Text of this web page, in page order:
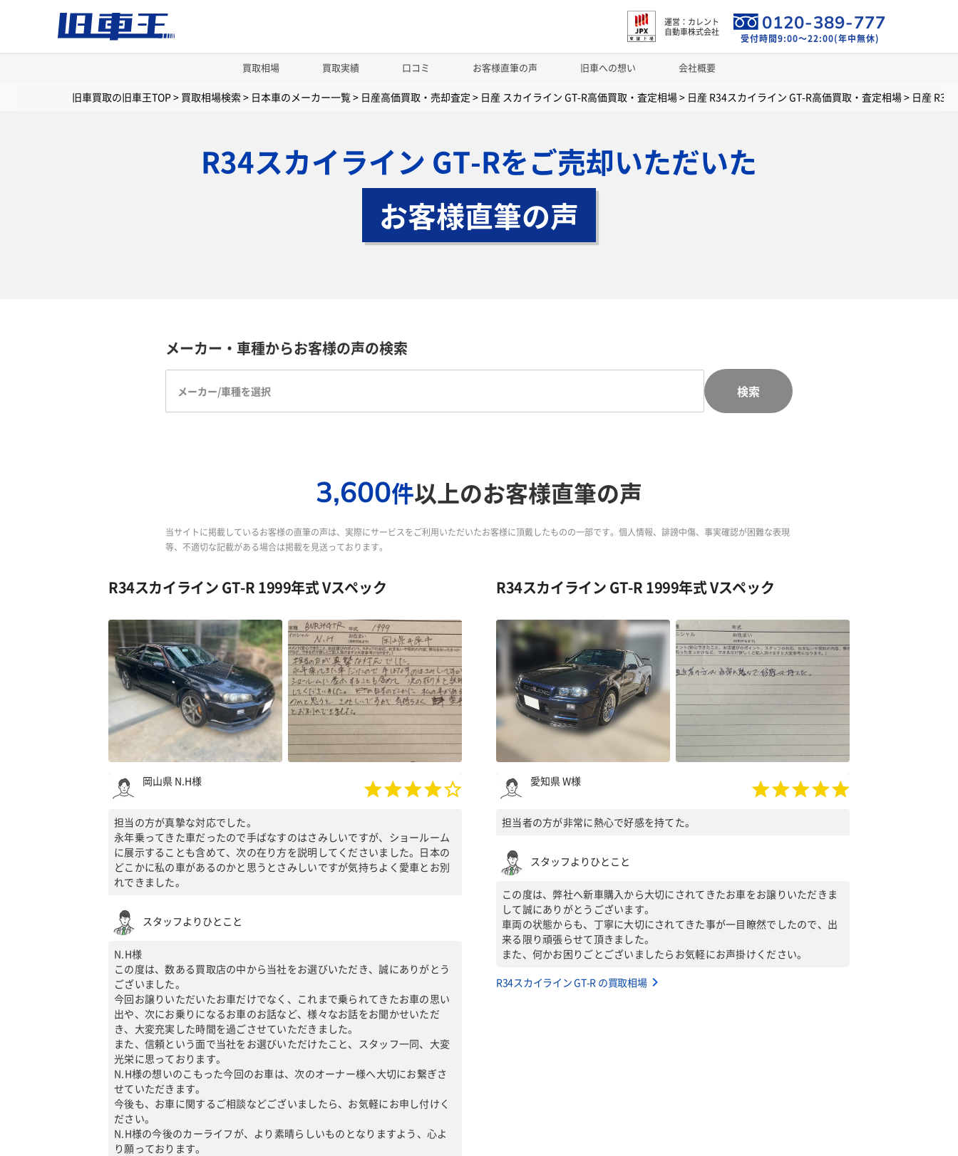
運営：カレント
自動車株式会社
0120-389-777
受付時間9:00～22:00(年中無休)
買取相場 買取実績 口コミ お客様直筆の声 旧車への想い 会社概要
旧車買取の旧車王TOP > 買取相場検索 > 日本車のメーカー一覧> 日産高価買取・売却査定 > 日産 スカイライン GT-R高価買取・査定相場> 日産 R34スカイライン GT-R高価買取・査定相場> 日産 R34
R34スカイライン GT-Rをご売却いただいた
お客様直筆の声
メーカー・車種からお客様の声の検索
メーカー/車種を選択 検索
3,600件以上のお客様直筆の声
当サイトに掲載しているお客様の直筆の声は、実際にサービスをご利用いただいたお客様に頂戴したものの一部です。個人情報、誹謗中傷、事実確認が困難な表現
等、不適切な記載がある場合は掲載を見送っております。
R34スカイライン GT-R 1999年式 Vスペック
岡山県 N.H様
担当の方が真摯な対応でした。
永年乗ってきた車だったので手ばなすのはさみしいですが、ショールーム
に展示することも含めて、次の在り方を説明してくださいました。日本の
どこかに私の車があるのかと思うとさみしいですが気持ちよく愛車とお別
れできました。
スタッフよりひとこと
N.H様
この度は、数ある買取店の中から当社をお選びいただき、誠にありがとう
ございました。
今回お譲りいただいたお車だけでなく、これまで乗られてきたお車の思い
出や、次にお乗りになるお車のお話など、様々なお話をお聞かせいただ
き、大変充実した時間を過ごさせていただきました。
また、信頼という面で当社をお選びいただけたこと、スタッフ一同、大変
光栄に思っております。
N.H様の想いのこもった今回のお車は、次のオーナー様へ大切にお繋ぎさ
せていただきます。
今後も、お車に関するご相談などございましたら、お気軽にお申し付けく
ださい。
N.H様の今後のカーライフが、より素晴らしいものとなりますよう、心よ
り願っております。
R34スカイライン GT-R 1999年式 Vスペック
愛知県 W様
担当者の方が非常に熱心で好感を持てた。
スタッフよりひとこと
この度は、弊社へ新車購入から大切にされてきたお車をお譲りいただきま
して誠にありがとうございます。
車両の状態からも、丁寧に大切にされてきた事が一目瞭然でしたので、出
来る限り頑張らせて頂きました。
また、何かお困りごとございましたらお気軽にお声掛けください。
R34スカイライン GT-R の買取相場